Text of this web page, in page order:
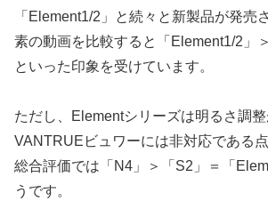
「Element1/2」と続々と新製品が発売
素の動画を比較すると「Element1/2」
といった印象を受けています。
ただし、Elementシリーズは明るさ調
VANTRUEビュワーには非対応である
総合評価では「N4」＞「S2」＝「
うです。